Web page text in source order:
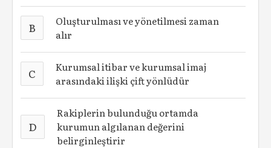
B
Oluşturulması ve yönetilmesi zaman
alır
C
Kurumsal itibar ve kurumsal imaj
arasındaki ilişki çift yönlüdür
D
Rakiplerin bulunduğu ortamda
kurumun algılanan değerini
belirginleştirir